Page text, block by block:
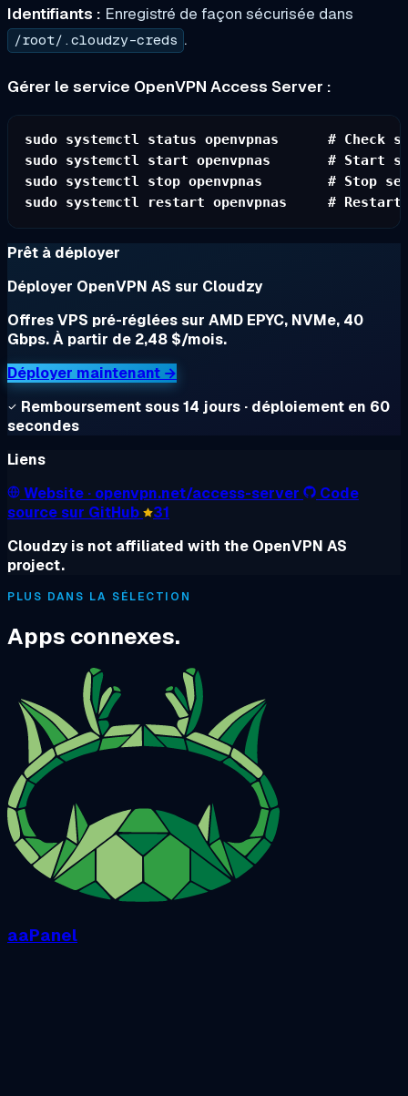
Identifiants : Enregistré de façon sécurisée dans
/root/.cloudzy-creds .
Gérer le service OpenVPN Access Server :
sudo systemctl status openvpnas      #
sudo systemctl start openvpnas       # Start
sudo systemctl stop openvpnas        # Stop
Prêt à déployer
Déployer OpenVPN AS sur Cloudzy
Offres VPS pré-réglées sur AMD EPYC, NVMe, 40
Gbps. À partir de 2,48 $/mois.
Déployer maintenant →
Remboursement sous 14 jours · déploiement en 60
secondes
Liens
Website · openvpn.net/access-server
Code
source sur GitHub
31
Cloudzy is not affiliated with the OpenVPN AS
project.
PLUS DANS LA SÉLECTION
Apps connexes.
aaPanel